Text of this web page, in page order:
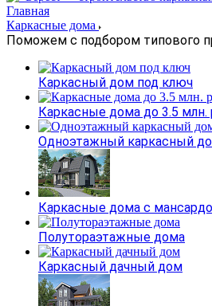
Главная
Каркасные дома
Поможем с подбором типового
Каркасный дом под ключ
Каркасные дома до 3.5 млн.
Одноэтажный каркасный
Каркасные дома с
Полутораэтажные дома
Каркасный дачный дом